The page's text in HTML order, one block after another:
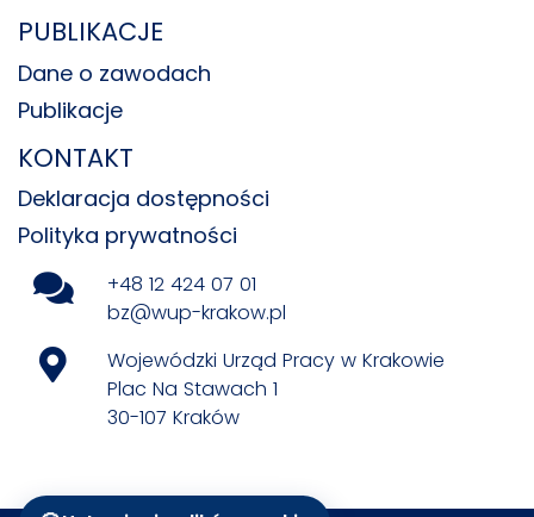
PUBLIKACJE
Dane o zawodach
Publikacje
KONTAKT
Deklaracja dostępności
Polityka prywatności
+48 12 424 07 01
bz@wup-krakow.pl
Wojewódzki Urząd Pracy w Krakowie
Plac Na Stawach 1
30-107 Kraków